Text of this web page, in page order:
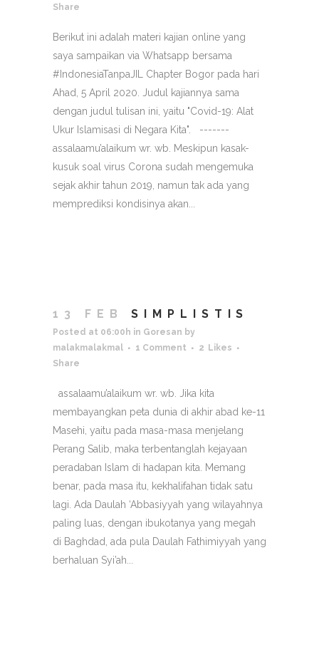
Share
Berikut ini adalah materi kajian online yang
saya sampaikan via Whatsapp bersama
#IndonesiaTanpaJIL Chapter Bogor pada hari
Ahad, 5 April 2020. Judul kajiannya sama
dengan judul tulisan ini, yaitu "Covid-19: Alat
Ukur Islamisasi di Negara Kita". -------
assalaamu’alaikum wr. wb. Meskipun kasak-
kusuk soal virus Corona sudah mengemuka
sejak akhir tahun 2019, namun tak ada yang
memprediksi kondisinya akan...
13 FEB SIMPLISTIS
Posted at 06:00h in Goresan by
malakmalakmal
1 Comment 2
Likes
Share
assalaamu’alaikum wr. wb. Jika kita
membayangkan peta dunia di akhir abad ke-11
Masehi, yaitu pada masa-masa menjelang
Perang Salib, maka terbentanglah kejayaan
peradaban Islam di hadapan kita. Memang
benar, pada masa itu, kekhalifahan tidak satu
lagi. Ada Daulah ‘Abbasiyyah yang wilayahnya
paling luas, dengan ibukotanya yang megah
di Baghdad, ada pula Daulah Fathimiyyah yang
berhaluan Syi’ah...